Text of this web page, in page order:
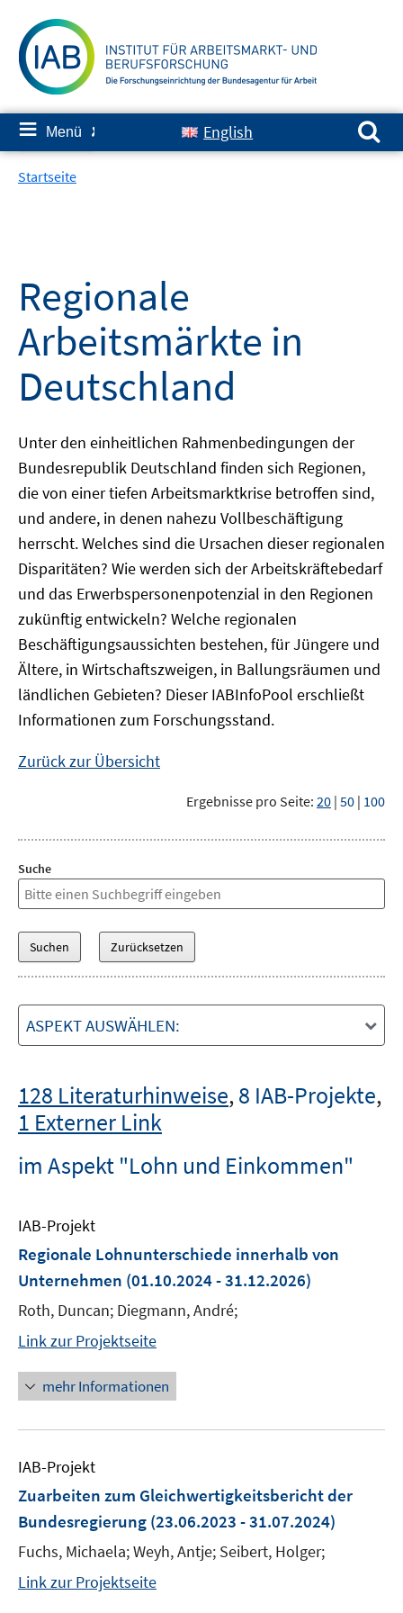
zum
Inhalt
≡ Menü ✘ English
Suchen nach:
Startseite
Regionale
Arbeitsmärkte in
Deutschland
Unter den einheitlichen Rahmenbedingungen der
Bundesrepublik Deutschland finden sich Regionen,
die von einer tiefen Arbeitsmarktkrise betroffen sind,
und andere, in denen nahezu Vollbeschäftigung
herrscht. Welches sind die Ursachen dieser regionalen
Disparitäten? Wie werden sich der Arbeitskräftebedarf
und das Erwerbspersonenpotenzial in den Regionen
zukünftig entwickeln? Welche regionalen
Beschäftigungsaussichten bestehen, für Jüngere und
Ältere, in Wirtschaftszweigen, in Ballungsräumen und
ländlichen Gebieten? DieserIABInfoPool erschließt
Informationen zum Forschungsstand.
Zurück zur Übersicht
Ergebnisse pro Seite: 20 | 50 | 100
Suche
ASPEKT AUSWÄHLEN:
128 Literaturhinweise,8 IAB-Projekte,
1 Externer Link
im Aspekt "Lohn und Einkommen"
IAB-Projekt
Regionale Lohnunterschiede innerhalb von
Unternehmen (01.10.2024 - 31.12.2026)
Roth, Duncan; Diegmann, André;
Link zur Projektseite
mehr Informationen
IAB-Projekt
Zuarbeiten zum Gleichwertigkeitsbericht der
Bundesregierung (23.06.2023 - 31.07.2024)
Fuchs, Michaela; Weyh, Antje; Seibert, Holger;
Link zur Projektseite